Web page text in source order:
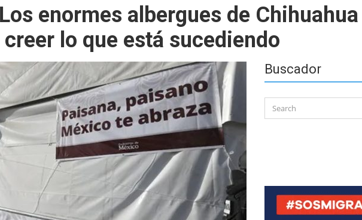
enormes albergues de
lo que está sucediendo
Buscador
for: